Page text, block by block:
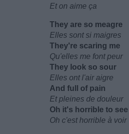
Et on aime ça
They are so meagre
Elles sont si maigres
They're scaring me
Qu'elles me font peur
They look so sour
Elles ont l'air aigre
And full of pain
Et pleines de douleur
Oh it's horrible to see
Oh c'est horrible à voir